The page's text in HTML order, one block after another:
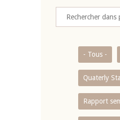
- Tous -
Quaterly
Rapport